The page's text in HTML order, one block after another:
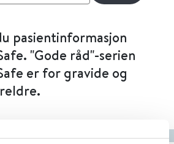
pasientinformasjon
"Gode råd"-serien
er for gravide og